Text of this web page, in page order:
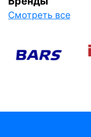
Смотреть все